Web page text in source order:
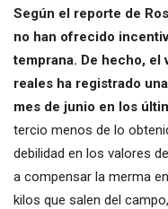
Según el reporte de
no han ofrecido
temprana. De hecho,
reales ha registrado
mes de junio en los
tercio menos de lo
debilidad en los valores
a compensar la merma
kilos que salen del